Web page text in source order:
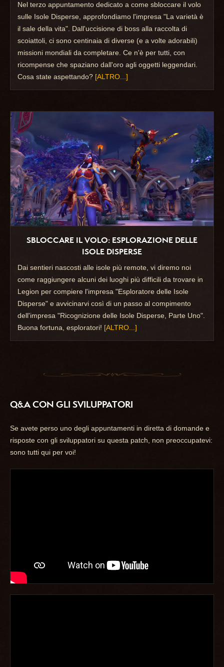
Nel terzo appuntamento dedicato a come sbloccare il volo
sulle Isole Disperse, approfondiamo l'impresa "La varietà è
il sale della vita". Dall'uccisione di boss alla raccolta di
scoiattoli, ci sono centinaia di diverse (e a volte adorabili)
missioni mondiali da completare. Ce n'è per tutti, con
ricompense che spaziano dall'oro agli oggetti leggendari.
Cosa state aspettando? [ALTRO...]
SBLOCCARE IL VOLO: ESPLORAZIONE DELLE
ISOLE DISPERSE
Dai sentieri nascosti alle isole più remote, vi diremo noi
come raggiungere alcuni dei luoghi più difficili da trovare in
Legion per compiere l'impresa "Esploratore delle Isole
Disperse" e avvicinarvi così di un passo al compimento
dell'impresa "Ricognizione delle Isole Disperse, Parte Uno".
Buona fortuna, esploratori! [ALTRO...]
Q&A CON GLI SVILUPPATORI
Se avete perso uno degli appuntamenti in diretta di domande e
risposte con gli sviluppatori su questa patch, non preoccupatevi:
sono tutti qui per voi!